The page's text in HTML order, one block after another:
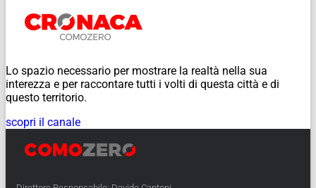
Lo spazio necessario per mostrare la realtà nella sua
interezza e per raccontare tutti i volti di questa città e di
questo territorio.
scopri il canale